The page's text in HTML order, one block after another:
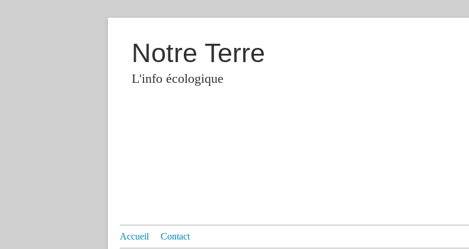
Notre Terre
L'info écologique
Accueil Contact